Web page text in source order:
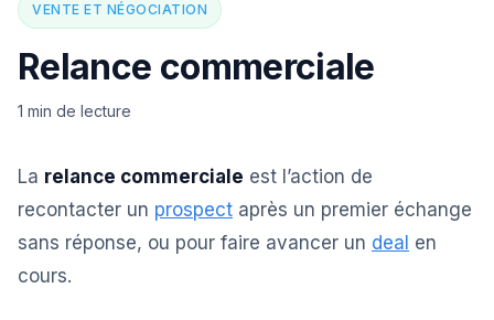
VENTE ET NÉGOCIATION
Relance commerciale
1 min de lecture
La relance commerciale est l’action de
recontacter un prospect après un premier échange
sans réponse, ou pour faire avancer un deal en
cours.